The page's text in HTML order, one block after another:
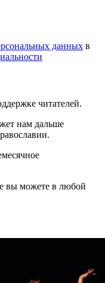
данных в
читателей.
нам дальше
.
вы можете в любой